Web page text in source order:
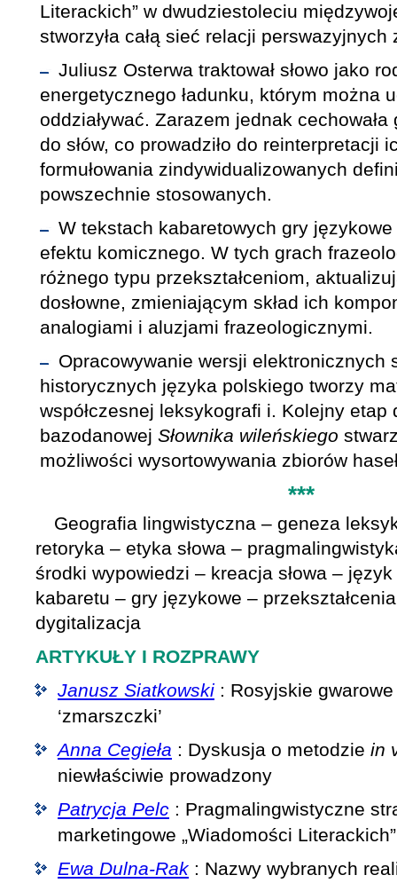
Literackich” w dwudziestoleciu
stworzyła całą sieć relacji
Juliusz Osterwa traktował słowo jako
energetycznego ładunku, którym można
oddziaływać. Zarazem jednak
do słów, co prowadziło do reinterpretacji
formułowania zindywidualizowanych
powszechnie stosowanych.
W tekstach kabaretowych gry językowe
efektu komicznego. W tych grach
różnego typu przekształceniom,
dosłowne, zmieniającym skład ich
analogiami i aluzjami frazeologicznymi.
Opracowywanie wersji elektronicznych
historycznych języka polskiego tworzy
współczesnej leksykografi i. Kolejny etap
bazodanowej Słownika wileńskiego
możliwości wysortowywania zbiorów
***
Geografia lingwistyczna – geneza
retoryka – etyka słowa –
środki wypowiedzi – kreacja słowa –
kabaretu – gry językowe –
dygitalizacja
ARTYKUŁY I ROZPRAWY
Janusz Siatkowski : Rosyjskie
‘zmarszczki’
Anna Cegieła : Dyskusja o metodzie in
niewłaściwie prowadzony
Patrycja Pelc : Pragmalingwistyczne
marketingowe „Wiadomości Literackich”
Ewa Dulna-Rak : Nazwy wybranych